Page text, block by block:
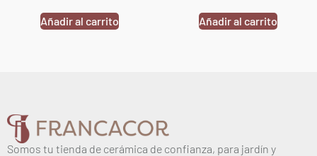
Añadir al carrito Añadir al carrito
Somos tu tienda de cerámica de confianza, para jardín y